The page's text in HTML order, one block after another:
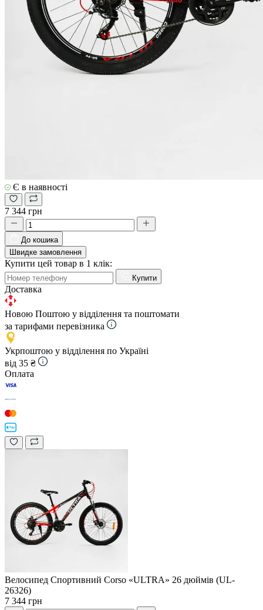
Є в наявності
7 344 грн
До кошика
Швидке замовлення
Купити цей товар в 1 клік:
Купити
Доставка
Новою Поштою у відділення та поштомати
за тарифами перевізника
Укрпоштою у відділення по Україні
від 35 ₴
Оплата
Велосипед Спортивний Corso «ULTRA» 26 дюймів (UL-
26326)
7 344 грн